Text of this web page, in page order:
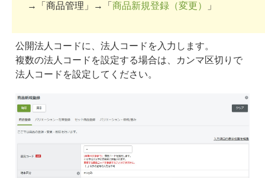
→「商品管理」→「 商品新規登録（変更） 」
公開法人コードに、法人コードを入力します。
複数の法人コードを設定する場合は、カンマ区切りで
法人コードを設定してください。